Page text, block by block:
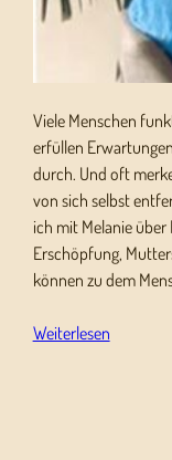
Viele Menschen
erfüllen
durch. Und oft
von sich selbst
ich mit Melanie
Erschöpfung,
können zu dem
Weiterlesen